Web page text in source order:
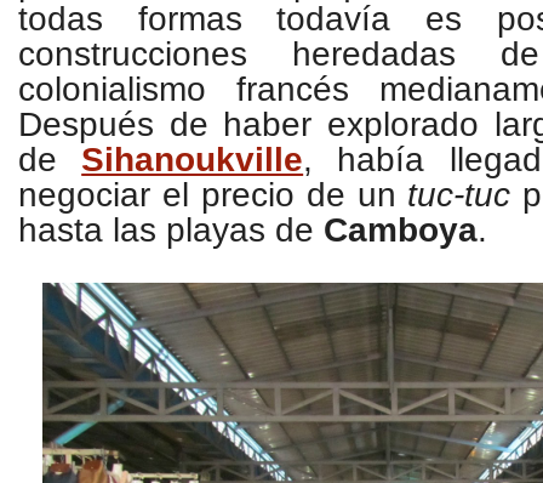
todas formas todavía es
construcciones
colonialismo francés
Después de haber explorado
de Sihanoukville, había
negociar el precio de un tuc-tuc
hasta las playas de Camboya.